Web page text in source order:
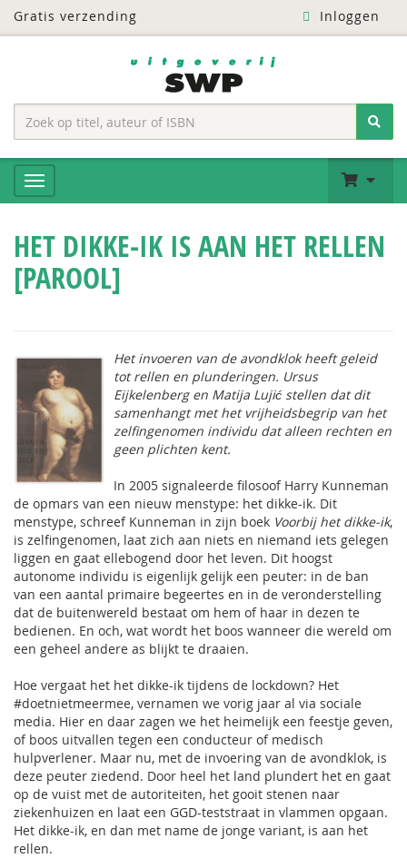
Gratis verzending Inloggen
HET DIKKE-IK IS AAN HET RELLEN
[PAROOL]
Het invoeren van de avondklok heeft geleid
tot rellen en plunderingen. Ursus
Eijkelenberg en Matija Lujić stellen dat dit
samenhangt met het vrijheidsbegrip van het
zelfingenomen individu dat alleen rechten en
geen plichten kent.
In 2005 signaleerde filosoof Harry Kunneman
de opmars van een nieuw menstype: het dikke-ik. Dit
menstype, schreef Kunneman in zijn boek Voorbij het dikke-ik,
is zelfingenomen, laat zich aan niets en niemand iets gelegen
liggen en gaat ellebogend door het leven. Dit hoogst
autonome individu is eigenlijk gelijk een peuter: in de ban
van een aantal primaire begeertes en in de veronderstelling
dat de buitenwereld bestaat om hem of haar in dezen te
bedienen. En och, wat wordt het boos wanneer die wereld om
een geheel andere as blijkt te draaien.
Hoe vergaat het het dikke-ik tijdens de lockdown? Het
#doetnietmeermee, vernamen we vorig jaar al via sociale
media. Hier en daar zagen we het heimelijk een feestje geven,
of boos uitvallen tegen een conducteur of medisch
hulpverlener. Maar nu, met de invoering van de avondklok, is
deze peuter ziedend. Door heel het land plundert het en gaat
op de vuist met de autoriteiten, het gooit stenen naar
ziekenhuizen en laat een GGD-teststraat in vlammen opgaan.
Het dikke-ik, en dan met name de jonge variant, is aan het
rellen.